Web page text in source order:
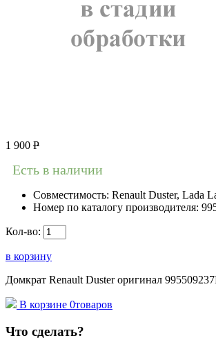
1 900 Р
Есть в наличии
Совместимость: Renault Duster, Lada
Номер по каталогу производителя:
Кол-во:
в корзину
Домкрат Renault Duster оригинал
В корзине 0товаров
Что сделать?